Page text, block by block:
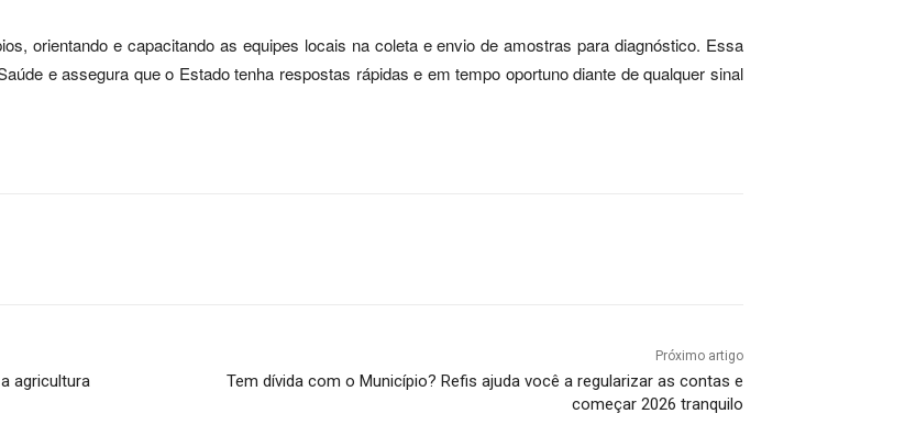
orientando e capacitando as equipes locais na coleta e envio de amostras para diagnóstico. Essa
e assegura que o Estado tenha respostas rápidas e em tempo oportuno diante de qualquer sinal
agricultura
Próximo artigo
Tem dívida com o Município? Refis ajuda você a regularizar as contas e
começar 2026 tranquilo